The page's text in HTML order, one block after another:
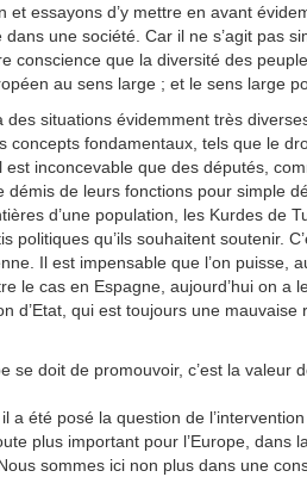
et essayons d’y mettre en avant
une société. Car il ne s’agit pas
conscience que la diversité des
au sens large ; et le sens large
situations évidemment très
concepts fondamentaux, tels que le
inconcevable que des députés,
de leurs fonctions pour simple
d’une population, les Kurdes de
politiques qu’ils souhaitent soutenir.
Il est impensable que l’on puisse,
le cas en Espagne, aujourd’hui on a
d’Etat, qui est toujours une
se doit de promouvoir, c’est la
a été posé la question de
plus important pour l’Europe, dans
sommes ici non plus dans une